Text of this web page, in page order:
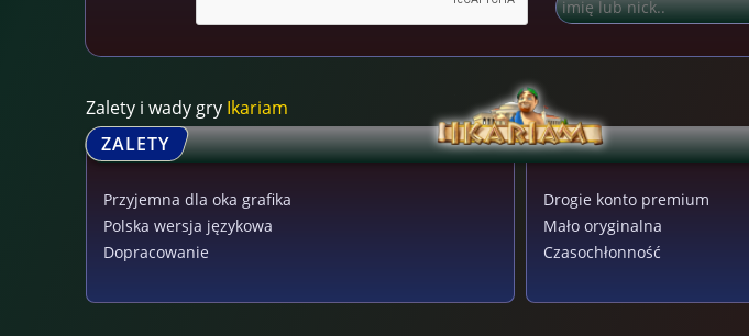
Zalety i wady gry Ikariam
ZALETY
Przyjemna dla oka grafika
Polska wersja językowa
Dopracowanie
Drogie konto premium
Mało oryginalna
Czasochłonność